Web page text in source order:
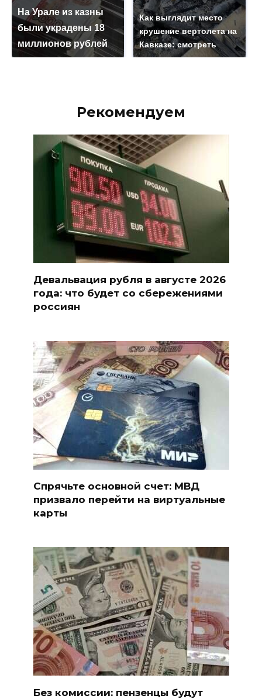
На Урале из казны
были украдены 18
миллионов рублей
Как выглядит место
крушение вертолета на
Кавказе: смотреть
Рекомендуем
Девальвация рубля в августе 2026
года: что будет со сбережениями
россиян
Спрячьте основной счет: МВД
призвало перейти на виртуальные
карты
Без комиссии: пензенцы будут